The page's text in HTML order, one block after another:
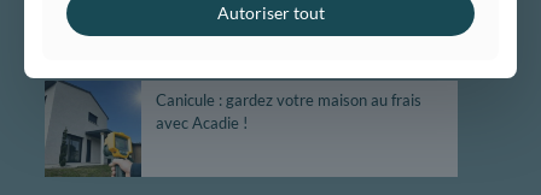
ACTUALITÉS
Canicule : gardez votre maison au frais
avec Acadie !
Autoriser tout